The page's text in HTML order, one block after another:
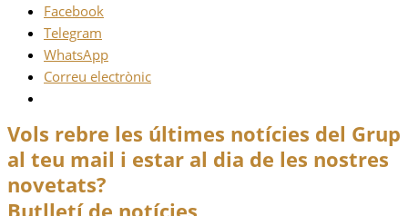
Facebook
Telegram
WhatsApp
Correu electrònic
Vols rebre les últimes notícies del Grup
al teu mail i estar al dia de les nostres
novetats?